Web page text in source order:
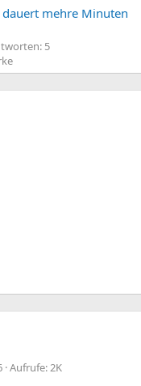
mehre Minuten
5
Aufrufe: 2K